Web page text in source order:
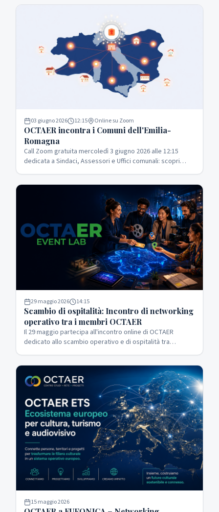
03 giugno 2026 12:15 Online su Zoom
OCTAER incontra i Comuni dell'Emilia-
Romagna
Call Zoom gratuita mercoledì 3 giugno 2026 alle 12:15
dedicata a Sindaci, Assessori e Uffici comunali: scopri
29 maggio 2026 14:15
Scambio di ospitalità: Incontro di networking
operativo tra i membri OCTAER
Il 29 maggio partecipa all'incontro online di OCTAER
dedicato allo scambio operativo e di ospitalità tra
15 maggio 2026